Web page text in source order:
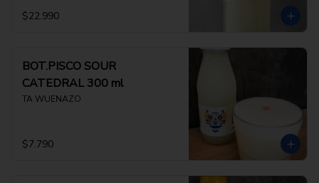
$22.990
BOT.PISCO SOUR
CATEDRAL 300 ml
TA WUENAZO
$7.790